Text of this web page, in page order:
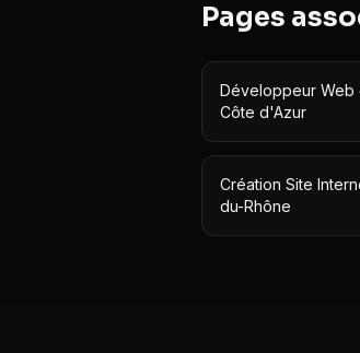
Pages
Développeur Web
Côte d'Azur
Création Site
du-Rhône